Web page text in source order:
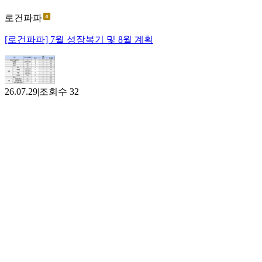
로건파파
[로건파파] 7월 성장복기 및 8월 계획
26.07.29|조회수 32